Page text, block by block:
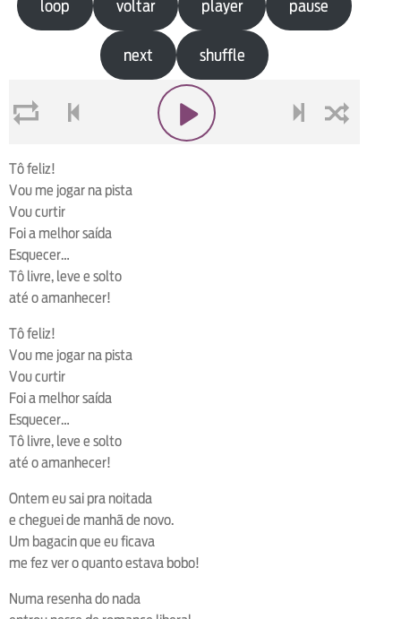
loop voltar player pause
next shuffle
Tô feliz!
Vou me jogar na pista
Vou curtir
Foi a melhor saída
Esquecer…
Tô livre, leve e solto
até o amanhecer!
Tô feliz!
Vou me jogar na pista
Vou curtir
Foi a melhor saída
Esquecer…
Tô livre, leve e solto
até o amanhecer!
Ontem eu sai pra noitada
e cheguei de manhã de novo.
Um bagacin que eu ficava
me fez ver o quanto estava bobo!
Numa resenha do nada